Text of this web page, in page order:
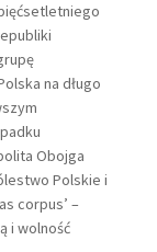
na długo
Obojga
Polskie i
corpus’ –
i wolność